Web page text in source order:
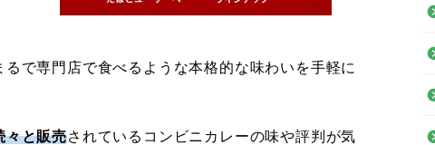
で専門店で食べるような本格的な味わいを手軽に
々と販売されているコンビニカレーの味や評判が気